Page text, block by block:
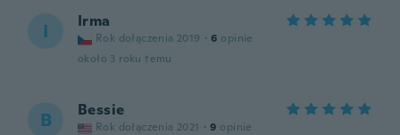
I Irma
Rok dołączenia 2019 · 6 opinie
około 3 roku temu
B Bessie
Rok dołączenia 2021 · 9 opinie